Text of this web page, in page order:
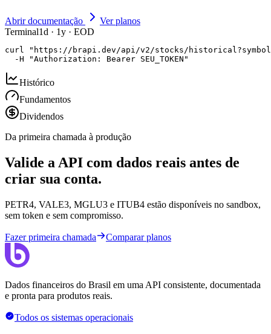
Abrir documentação
Ver planos
Terminal1d · 1y · EOD
curl "https://brapi.dev/api/v2/stocks/
  -H "Authorization: Bearer SEU_TOKEN"
Histórico
Fundamentos
Dividendos
Da primeira chamada à produção
Valide a API com dados reais antes de
criar sua conta.
PETR4, VALE3, MGLU3 e ITUB4 estão disponíveis no sandbox,
sem token e sem compromisso.
Fazer primeira chamada Comparar planos
Dados financeiros do Brasil em uma API consistente, documentada
e pronta para produtos reais.
Todos os sistemas operacionais